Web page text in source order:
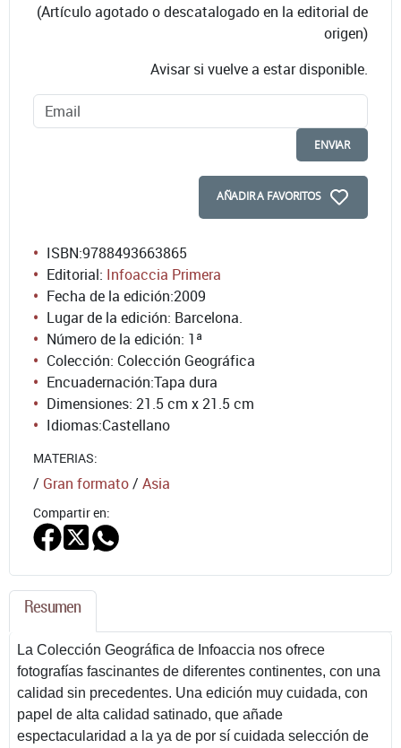
(Artículo agotado o descatalogado en la editorial de
origen)
Avisar si vuelve a estar disponible.
ENVIAR
AÑADIR A FAVORITOS
ISBN:9788493663865
Editorial: Infoaccia Primera
Fecha de la edición:2009
Lugar de la edición: Barcelona.
Número de la edición: 1ª
Colección: Colección Geográfica
Encuadernación:Tapa dura
Dimensiones: 21.5 cm x 21.5 cm
Idiomas:Castellano
MATERIAS:
/ Gran formato/ Asia
Compartir en:
Resumen
La Colección Geográfica de Infoaccia nos ofrece
fotografías fascinantes de diferentes continentes, con una
calidad sin precedentes. Una edición muy cuidada, con
papel de alta calidad satinado, que añade
espectacularidad a la ya de por sí cuidada selección de